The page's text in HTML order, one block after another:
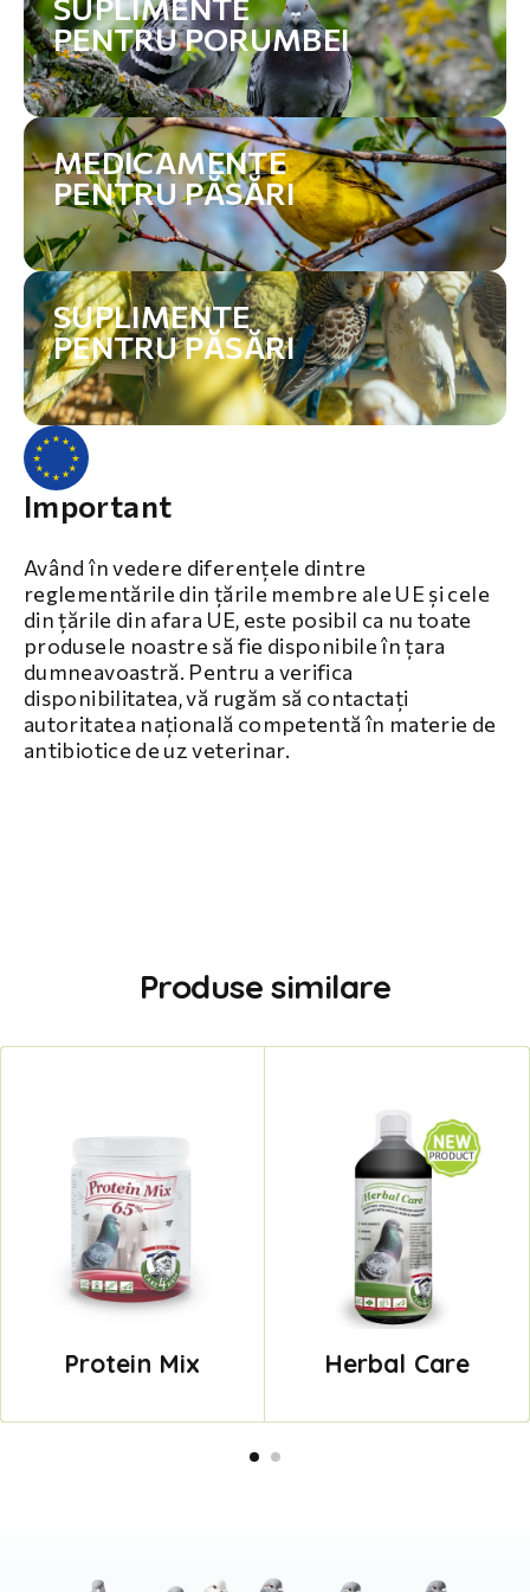
PENTRU PORUMBEI
MEDICAMENTE
PENTRU PĂSĂRI
SUPLIMENTE
PENTRU PĂSĂRI
Important
Având în vedere diferențele dintre
reglementările din țările membre ale UE și cele
din țările din afara UE, este posibil ca nu toate
produsele noastre să fie disponibile în țara
dumneavoastră. Pentru a verifica
disponibilitatea, vă rugăm să contactați
autoritatea națională competentă în materie de
antibiotice de uz veterinar.
Produse similare
Protein Mix Herbal Care